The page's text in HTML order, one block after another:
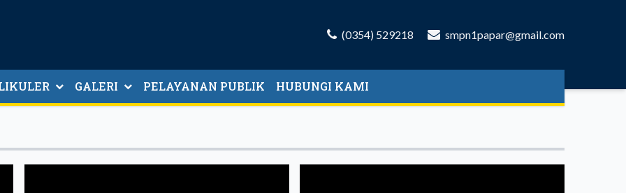
(0354) 529218 smpn1papar@gmail.com
GALERI PELAYANAN PUBLIK HUBUNGI KAMI